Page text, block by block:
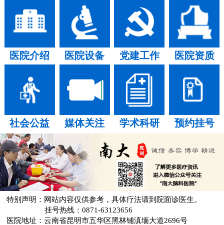
医院介绍 医院设备 党建工作 医院资质
社会公益 媒体关注 学术科研 预约挂号
特别声明：网站内容仅供参考，具体疗法请到院面诊医生。
挂号热线：0871-63123656
医院地址：云南省昆明市五华区黑林铺滇缅大道2696号